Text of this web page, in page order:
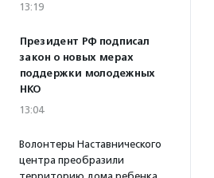
13:19
Президент РФ подписал
закон о новых мерах
поддержки молодежных
НКО
13:04
Волонтеры Наставнического
центра преобразили